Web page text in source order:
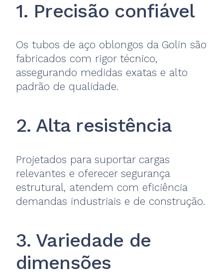
1. Precisão confiável
Os tubos de aço oblongos da Golin são
fabricados com rigor técnico,
assegurando medidas exatas e alto
padrão de qualidade.
2. Alta resistência
Projetados para suportar cargas
relevantes e oferecer segurança
estrutural, atendem com eficiência
demandas industriais e de construção.
3. Variedade de
dimensões